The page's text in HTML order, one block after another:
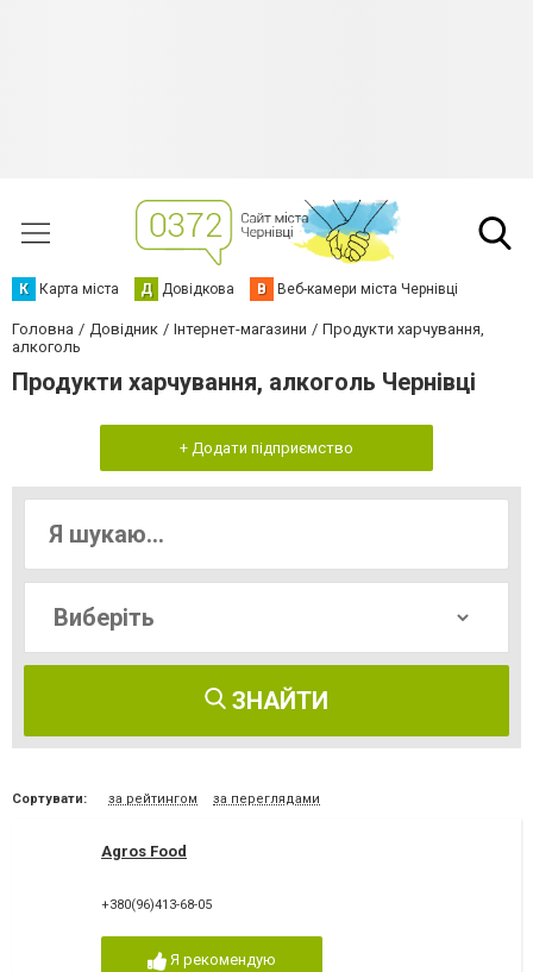
К Карта міста Д Довідкова В Веб-камери міста Чернівці
Головна Довідник Інтернет-магазини
Продукти харчування,
алкоголь
Продукти харчування, алкоголь Чернівці
+ Додати підприємство
ЗНАЙТИ
Сортувати: за рейтингом за переглядами
Agros Food
+380(96)413-68-05
Я рекомендую